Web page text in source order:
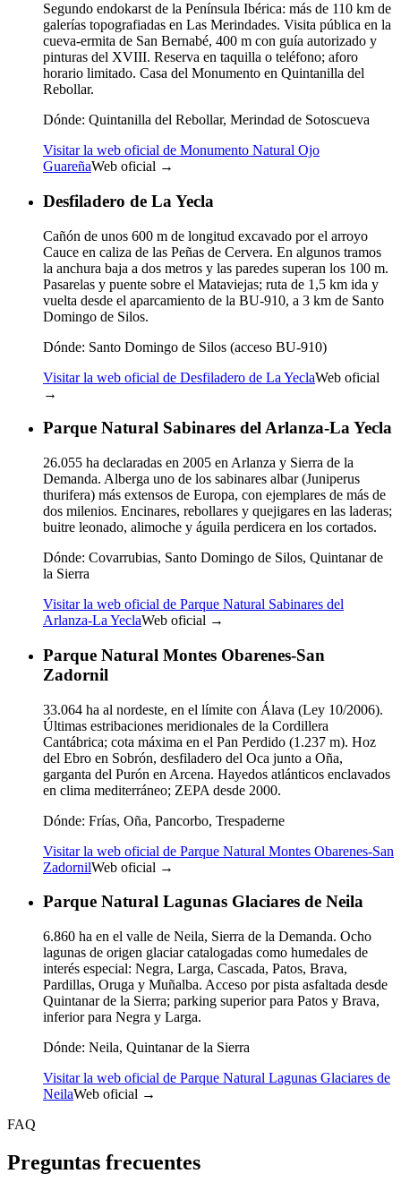
Segundo endokarst de la Península Ibérica: más de 110 km de
galerías topografiadas en Las Merindades. Visita pública en la
cueva-ermita de San Bernabé, 400 m con guía autorizado y
pinturas del XVIII. Reserva en taquilla o teléfono; aforo
horario limitado. Casa del Monumento en Quintanilla del
Rebollar.
Dónde: Quintanilla del Rebollar, Merindad de Sotoscueva
Visitar la web oficial de Monumento Natural Ojo
GuareñaWeb oficial →
Desfiladero de La Yecla
Cañón de unos 600 m de longitud excavado por el arroyo
Cauce en caliza de las Peñas de Cervera. En algunos tramos
la anchura baja a dos metros y las paredes superan los 100 m.
Pasarelas y puente sobre el Mataviejas; ruta de 1,5 km ida y
vuelta desde el aparcamiento de la BU-910, a 3 km de Santo
Domingo de Silos.
Dónde: Santo Domingo de Silos (acceso BU-910)
Visitar la web oficial de Desfiladero de La YeclaWeb oficial
→
Parque Natural Sabinares del Arlanza-La Yecla
26.055 ha declaradas en 2005 en Arlanza y Sierra de la
Demanda. Alberga uno de los sabinares albar (Juniperus
thurifera) más extensos de Europa, con ejemplares de más de
dos milenios. Encinares, rebollares y quejigares en las laderas;
buitre leonado, alimoche y águila perdicera en los cortados.
Dónde: Covarrubias, Santo Domingo de Silos, Quintanar de
la Sierra
Visitar la web oficial de Parque Natural Sabinares del
Arlanza-La YeclaWeb oficial →
Parque Natural Montes Obarenes-San
Zadornil
33.064 ha al nordeste, en el límite con Álava (Ley 10/2006).
Últimas estribaciones meridionales de la Cordillera
Cantábrica; cota máxima en el Pan Perdido (1.237 m). Hoz
del Ebro en Sobrón, desfiladero del Oca junto a Oña,
garganta del Purón en Arcena. Hayedos atlánticos enclavados
en clima mediterráneo; ZEPA desde 2000.
Dónde: Frías, Oña, Pancorbo, Trespaderne
Visitar la web oficial de Parque Natural Montes Obarenes-San
ZadornilWeb oficial →
Parque Natural Lagunas Glaciares de Neila
6.860 ha en el valle de Neila, Sierra de la Demanda. Ocho
lagunas de origen glaciar catalogadas como humedales de
interés especial: Negra, Larga, Cascada, Patos, Brava,
Pardillas, Oruga y Muñalba. Acceso por pista asfaltada desde
Quintanar de la Sierra; parking superior para Patos y Brava,
inferior para Negra y Larga.
Dónde: Neila, Quintanar de la Sierra
Visitar la web oficial de Parque Natural Lagunas Glaciares de
NeilaWeb oficial →
FAQ
Preguntas frecuentes